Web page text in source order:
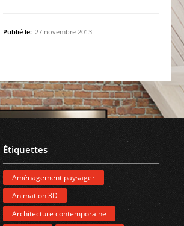
Publié le: 27 novembre 2013
Étiquettes
Aménagement paysager
Animation 3D
Architecture contemporaine